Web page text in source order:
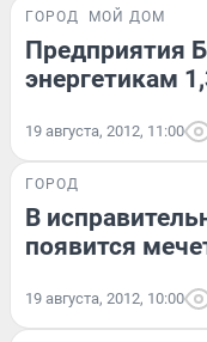
ГОРОД МОЙ ДОМ
Предприятия
энергетикам
19 августа, 2012, 11:00
ГОРОД
В
появится
19 августа, 2012, 10:00